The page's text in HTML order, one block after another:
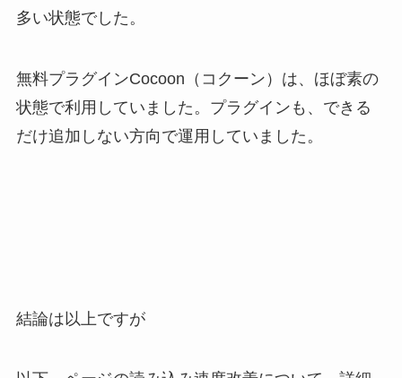
多い状態でした。
無料プラグインCocoon（コクーン）は、ほぼ素の
状態で利用していました。プラグインも、できる
だけ追加しない方向で運用していました。
結論は以上ですが